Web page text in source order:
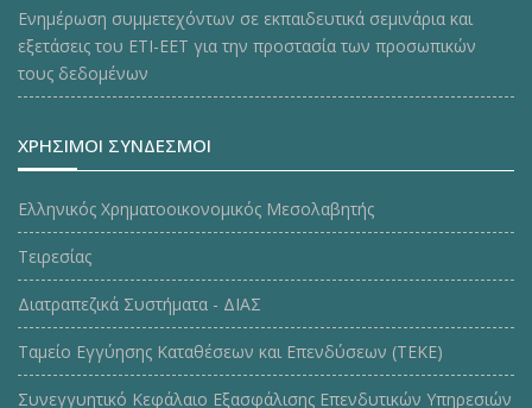
Ενημέρωση συμμετεχόντων σε εκπαιδευτικά σεμινάρια και
εξετάσεις του ΕΤΙ-ΕΕΤ για την προστασία των προσωπικών
τους δεδομένων
ΧΡΗΣΙΜΟΙ ΣΥΝΔΕΣΜΟΙ
Ελληνικός Χρηματοοικονομικός Μεσολαβητής
Τειρεσίας
Διατραπεζικά Συστήματα - ΔΙΑΣ
Ταμείο Εγγύησης Καταθέσεων και Επενδύσεων (ΤΕΚE)
Συνεγγυητικό Κεφάλαιο Εξασφάλισης Επενδυτικών Υπηρεσιών